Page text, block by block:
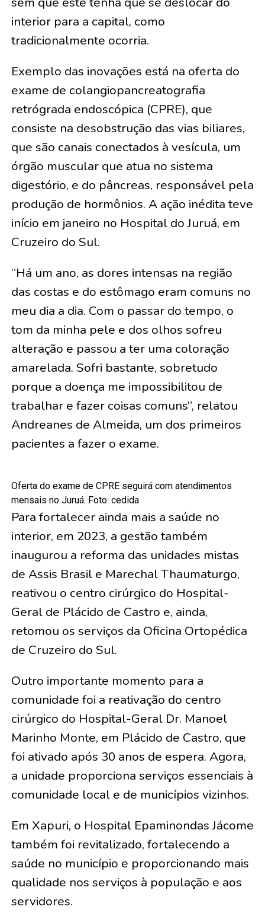
interior para a capital, como
tradicionalmente ocorria.
Exemplo das inovações está na oferta do
exame de colangiopancreatografia
retrógrada endoscópica (CPRE), que
consiste na desobstrução das vias biliares,
que são canais conectados à vesícula, um
órgão muscular que atua no sistema
digestório, e do pâncreas, responsável pela
produção de hormônios. A ação inédita teve
início em janeiro no Hospital do Juruá, em
Cruzeiro do Sul.
“Há um ano, as dores intensas na região
das costas e do estômago eram comuns no
meu dia a dia. Com o passar do tempo, o
tom da minha pele e dos olhos sofreu
alteração e passou a ter uma coloração
amarelada. Sofri bastante, sobretudo
porque a doença me impossibilitou de
trabalhar e fazer coisas comuns”, relatou
Andreanes de Almeida, um dos primeiros
pacientes a fazer o exame.
Oferta do exame de CPRE seguirá com atendimentos
mensais no Juruá. Foto: cedida
Para fortalecer ainda mais a saúde no
interior, em 2023, a gestão também
inaugurou a reforma das unidades mistas
de Assis Brasil e Marechal Thaumaturgo,
reativou o centro cirúrgico do Hospital-
Geral de Plácido de Castro e, ainda,
retomou os serviços da Oficina Ortopédica
de Cruzeiro do Sul.
Outro importante momento para a
comunidade foi a reativação do centro
cirúrgico do Hospital-Geral Dr. Manoel
Marinho Monte, em Plácido de Castro, que
foi ativado após 30 anos de espera. Agora,
a unidade proporciona serviços essenciais à
comunidade local e de municípios vizinhos.
Em Xapuri, o Hospital Epaminondas Jácome
também foi revitalizado, fortalecendo a
saúde no município e proporcionando mais
qualidade nos serviços à população e aos
servidores.